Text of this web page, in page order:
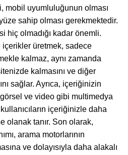
mobil uyumluluğunun olması
sahip olması gerekmektedir.
hiç olmadığı kadar önemli.
üretmek, sadece
kalmaz, aynı zamanda
kalmasını ve diğer
sağlar. Ayrıca, içeriğinizin
ve video gibi multimedya
içeriğinizle daha
olanak tanır. Son olarak,
arama motorlarının
ve dolayısıyla daha alakalı